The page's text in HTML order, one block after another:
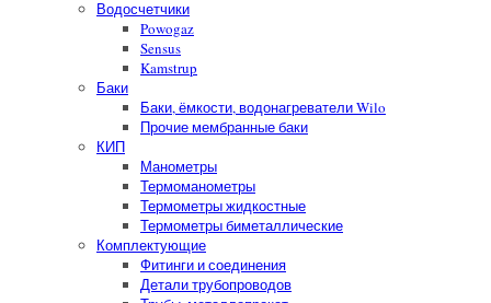
Водосчетчики
Powogaz
Sensus
Kamstrup
Баки
Баки, ёмкости, водонагреватели Wilo
Прочие мембранные баки
КИП
Манометры
Термоманометры
Термометры жидкостные
Термометры биметаллические
Комплектующие
Фитинги и соединения
Детали трубопроводов